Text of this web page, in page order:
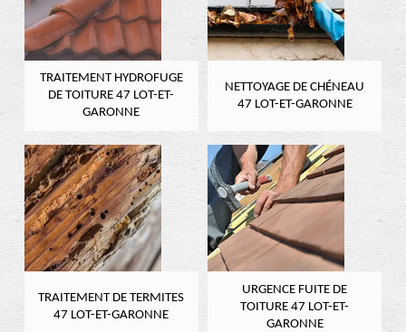
TRAITEMENT HYDROFUGE
DE TOITURE 47 LOT-ET-
GARONNE
NETTOYAGE DE CHÉNEAU
47 LOT-ET-GARONNE
TRAITEMENT DE TERMITES
47 LOT-ET-GARONNE
URGENCE FUITE DE
TOITURE 47 LOT-ET-
GARONNE